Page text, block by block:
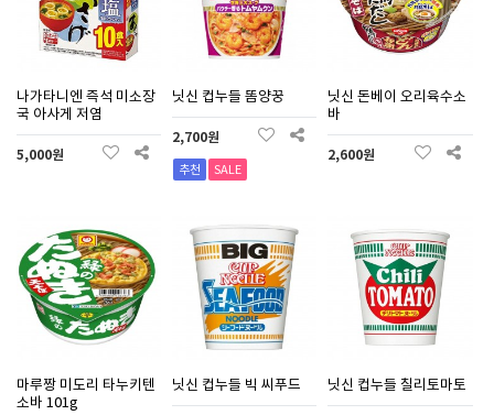
나가타니엔 즉석 미소장
국 아사게 저염
5,000원
닛신 컵누들 똠양꿍
2,700원
추천 SALE
닛신 돈베이 오리육수소
바
2,600원
마루짱 미도리 타누키텐
소바 101g
닛신 컵누들 빅 씨푸드 닛신 컵누들 칠리토마토